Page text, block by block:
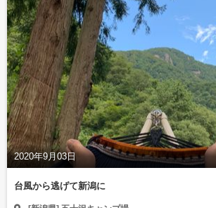
2020年9月03日
台風から逃げて新潟に